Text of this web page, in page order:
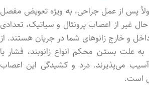
پس از عمل جراحی، به ویژه تعویض مفصل
غیر از اعصاب پرونئال و سیاتیک، تعدادی
و خارج زانوهای شما در جریان هستند. از
علت بستـن محکم انواع زانوبند، فشار یا
می‌پذیرند. درد و کشیدگی این اعصاب
است.